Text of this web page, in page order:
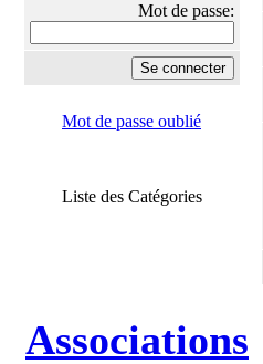
Mot de passe:
Mot de passe oublié
Liste des Catégories
Associations